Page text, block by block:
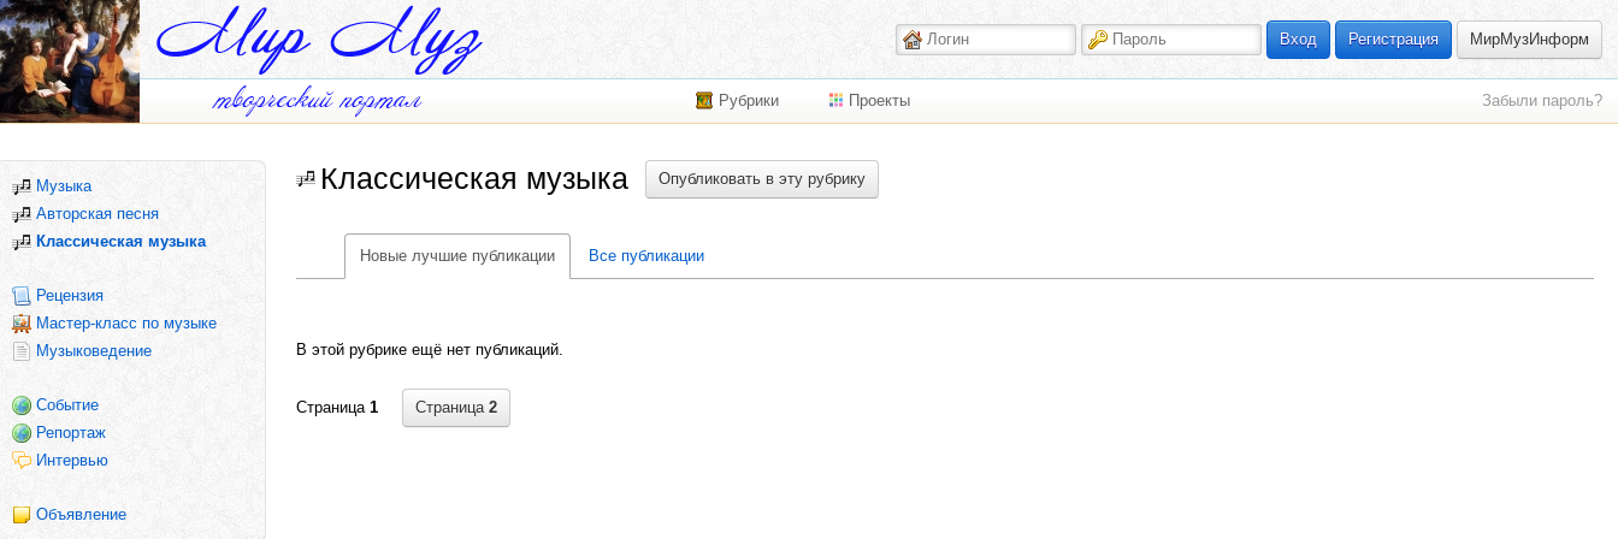
Вход Регистрация МирМузИнформ
Рубрики Проекты Забыли пароль?
Музыка
Авторская песня
Классическая музыка
Рецензия
Мастер-класс по музыке
Музыковедение
Событие
Репортаж
Интервью
Объявление
Классическая музыка Опубликовать в эту рубрику
Новые лучшие публикации Все публикации
В этой рубрике ещё нет публикаций.
Страница 1 Страница 2